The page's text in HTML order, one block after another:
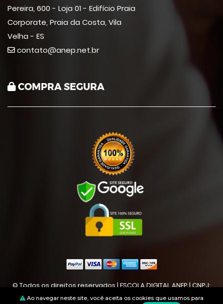
Ao navegar neste site, você aceita os cookies que usamos para
Pereira, 600 - Loja 01 - Edifício Praia
Corporate, Praia da Costa, Vila
Velha - ES
contato@anep.net.br
COMPRA SEGURA
© Todos os direitos reservados | ESCOLA DIGITAL ANEP | CNPJ:
20.313.856/0001-24